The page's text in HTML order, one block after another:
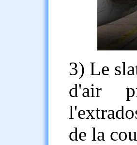
3) Le
d'air
de la